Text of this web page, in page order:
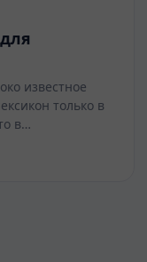
известное
только в
в…